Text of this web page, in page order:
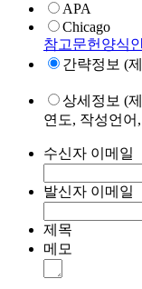
APA
Chicago
참고문헌양식
간략정보 (
상세정보 (
연도, 작성언
수신자 이메일
발신자 이메일
제목
메모